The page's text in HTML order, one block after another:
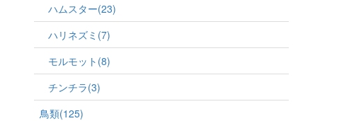
ハムスター(23)
ハリネズミ(7)
モルモット(8)
チンチラ(3)
鳥類(125)